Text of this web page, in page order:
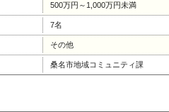
500万円～1,000万円未満
7名
その他
桑名市地域コミュニティ課